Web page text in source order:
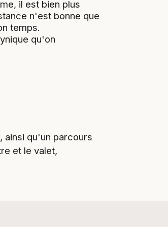
il est bien plus
n'est bonne que
temps.
qu'on
ainsi qu'un parcours
et le valet,